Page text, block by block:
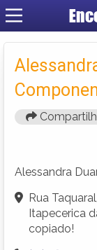
Alessandra
Rua
Itapecerica
copiado!